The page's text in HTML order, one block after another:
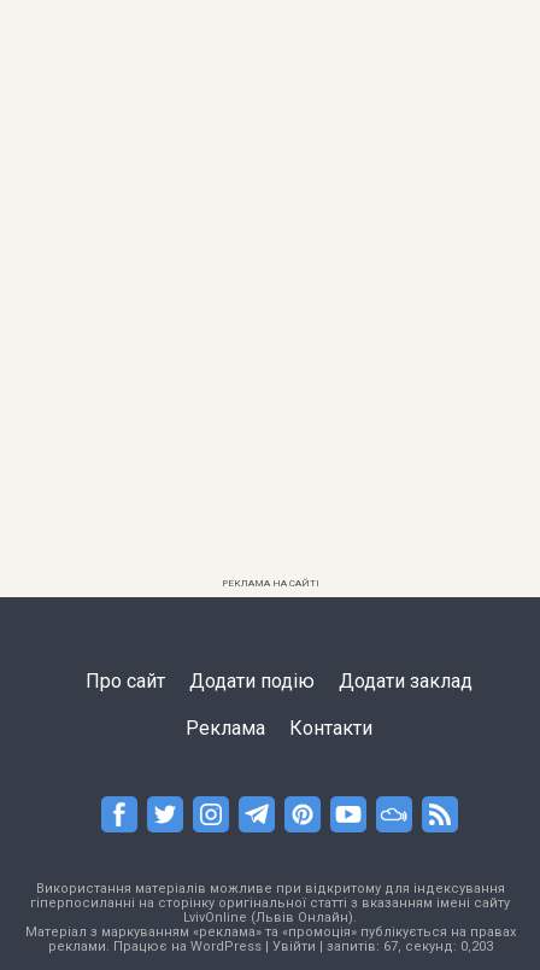
РЕКЛАМА НА САЙТІ
Про сайт Додати подію Додати заклад
Реклама Контакти
Використання матеріалів можливе при відкритому для індексування
гіперпосиланні на сторінку оригінальної статті з вказанням імені сайту
LvivOnline (Львів Онлайн).
Матеріал з маркуванням «реклама» та «промоція» публікується на правах
реклами. Працює на WordPress| Увійти | запитів: 67, секунд: 0,203